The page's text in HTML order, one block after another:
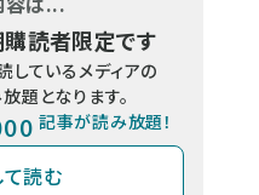
購読者限定です
しているメディアの
題となります。
記事が読み放題！
て読む